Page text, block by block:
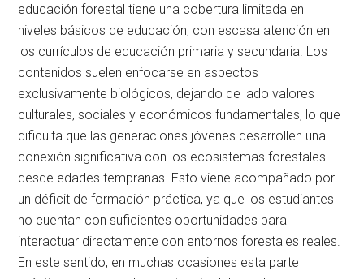
educación forestal tiene una cobertura limitada en
niveles básicos de educación, con escasa atención en
los currículos de educación primaria y secundaria. Los
contenidos suelen enfocarse en aspectos
exclusivamente biológicos, dejando de lado valores
culturales, sociales y económicos fundamentales, lo que
dificulta que las generaciones jóvenes desarrollen una
conexión significativa con los ecosistemas forestales
desde edades tempranas. Esto viene acompañado por
un déficit de formación práctica, ya que los estudiantes
no cuentan con suficientes oportunidades para
interactuar directamente con entornos forestales reales.
En este sentido, en muchas ocasiones esta parte